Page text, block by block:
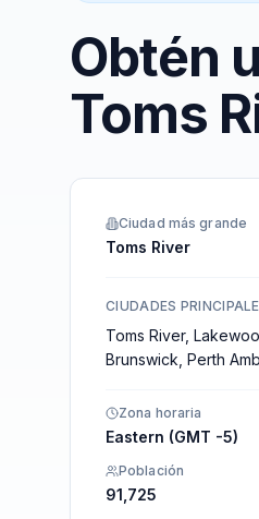
Bandeja unificada
Zapier NEW
Obtén
Toms
Ciudad más grande
Toms River
CIUDADES
Toms River,
Brunswick, Perth
Zona horaria
Eastern (GMT -5)
Población
91,725